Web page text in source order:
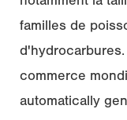
familles de
commerce
automatically